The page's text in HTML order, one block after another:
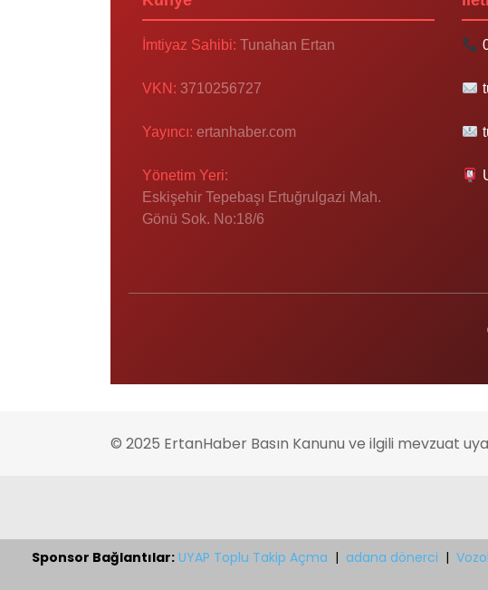
İmtiyaz Sahibi: Tunahan Ertan
VKN: 3710256727
Yayıncı: ertanhaber.com
Yönetim Yeri:
Eskişehir Tepebaşı Ertuğrulgazi Mah.
Gönü Sok. No:18/6
© 2025 ErtanHaber Basın Kanunu ve ilgili mevzuat
Sponsor Bağlantılar: UYAP Toplu Takip Açma | adana dönerci |